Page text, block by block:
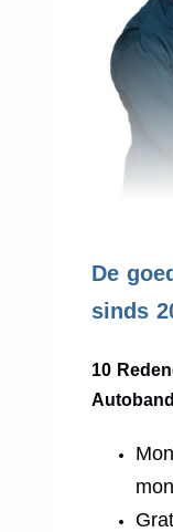
De
sinds
10